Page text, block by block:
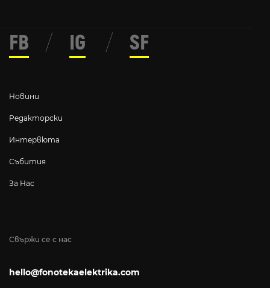
Свържи се с нас
hello@fonotekaelektrika.com
Новини
Редакторски
Интервюта
Събития
За Нас
FB / IG / SF